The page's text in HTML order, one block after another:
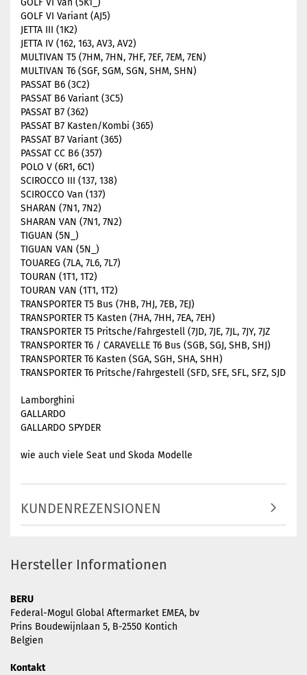
GOLF VI Van (5K1_)
GOLF VI Variant (AJ5)
JETTA III (1K2)
JETTA IV (162, 163, AV3, AV2)
MULTIVAN T5 (7HM, 7HN, 7HF, 7EF, 7EM, 7EN)
MULTIVAN T6 (SGF, SGM, SGN, SHM, SHN)
PASSAT B6 (3C2)
PASSAT B6 Variant (3C5)
PASSAT B7 (362)
PASSAT B7 Kasten/Kombi (365)
PASSAT B7 Variant (365)
PASSAT CC B6 (357)
POLO V (6R1, 6C1)
SCIROCCO III (137, 138)
SCIROCCO Van (137)
SHARAN (7N1, 7N2)
SHARAN VAN (7N1, 7N2)
TIGUAN (5N_)
TIGUAN VAN (5N_)
TOUAREG (7LA, 7L6, 7L7)
TOURAN (1T1, 1T2)
TOURAN VAN (1T1, 1T2)
TRANSPORTER T5 Bus (7HB, 7HJ, 7EB, 7EJ)
TRANSPORTER T5 Kasten (7HA, 7HH, 7EA, 7EH)
TRANSPORTER T5 Pritsche/Fahrgestell (7JD, 7JE, 7JL, 7JY, 7JZ
TRANSPORTER T6 / CARAVELLE T6 Bus (SGB, SGJ, SHB, SHJ)
TRANSPORTER T6 Kasten (SGA, SGH, SHA, SHH)
TRANSPORTER T6 Pritsche/Fahrgestell (SFD, SFE, SFL, SFZ, SJD
Lamborghini
GALLARDO
GALLARDO SPYDER
wie auch viele Seat und Skoda Modelle
KUNDENREZENSIONEN
Hersteller Informationen
BERU
Federal-Mogul Global Aftermarket EMEA, bv
Prins Boudewijnlaan 5, B-2550 Kontich
Belgien
Kontakt